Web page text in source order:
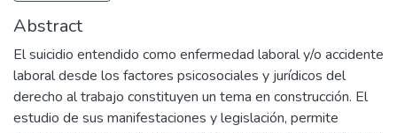
Abstract
El suicidio entendido como enfermedad laboral y/o accidente
laboral desde los factores psicosociales y jurídicos del
derecho al trabajo constituyen un tema en construcción. El
estudio de sus manifestaciones y legislación, permite